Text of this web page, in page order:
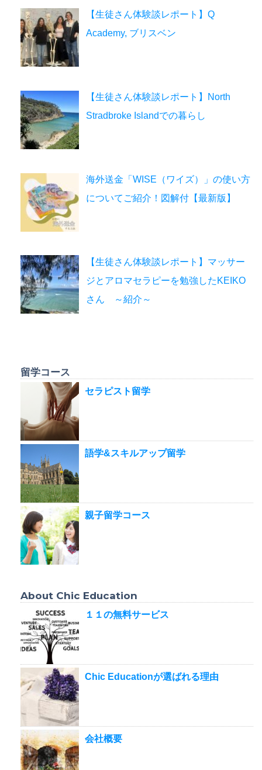
【生徒さん体験談レポート】Q
Academy, ブリスベン
【生徒さん体験談レポート】North
Stradbroke Islandでの暮らし
海外送金「WISE（ワイズ）」の使い方
についてご紹介！図解付【最新版】
【生徒さん体験談レポート】マッサー
ジとアロマセラピーを勉強したKEIKO
さん ～紹介～
留学コース
セラピスト留学
語学&スキルアップ留学
親子留学コース
About Chic Education
１１の無料サービス
Chic Educationが選ばれる理由
会社概要